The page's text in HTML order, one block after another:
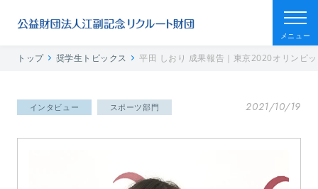
メニュー
トップ 奨学生トピックス 平田 しおり 成果報告｜東京2020オリンピ
インタビュー スポーツ部門 2021/10/19